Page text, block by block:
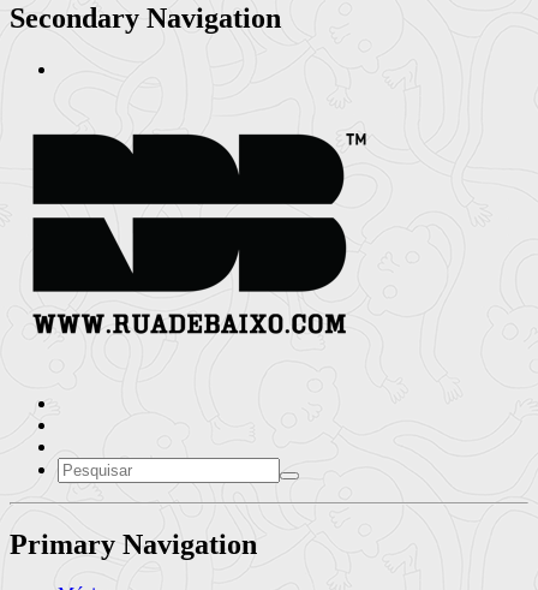
Secondary Navigation
Primary Navigation